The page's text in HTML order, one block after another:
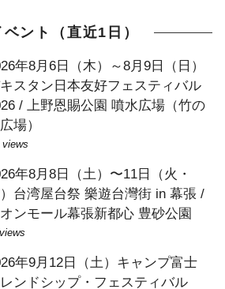
ベント（直近1日）
年8月6日（木）～8月9日（日）
スタン日本友好フェスティバル
/ 上野恩賜公園 噴水広場（竹の
場）
views
年8月8日（土）〜11日（火・
台湾屋台祭 樂遊台灣街 in 幕張 /
ンモール幕張新都心 豊砂公園
年9月12日（土）キャンプ富士
ンドシップ・フェスティバル